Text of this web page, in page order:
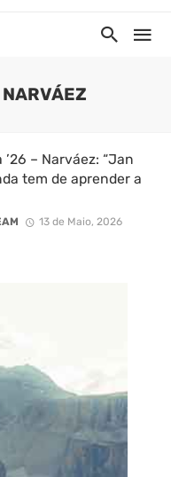
– Narváez: “Jan
tem de aprender a
13 de Maio, 2026